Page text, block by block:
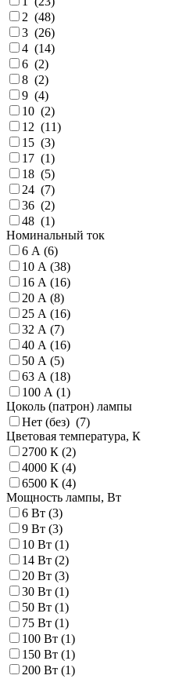
2 (48)
3 (26)
4 (14)
6 (2)
8 (2)
9 (4)
10 (2)
12 (11)
15 (3)
17 (1)
18 (5)
24 (7)
36 (2)
48 (1)
Номинальный ток
6 А (6)
10 А (38)
16 А (16)
20 А (8)
25 А (16)
32 А (7)
40 А (16)
50 А (5)
63 А (18)
100 А (1)
Цоколь (патрон) лампы
Нет (без) (7)
Цветовая температура, К
2700 К (2)
4000 К (4)
6500 К (4)
Мощность лампы, Вт
6 Вт (3)
9 Вт (3)
10 Вт (1)
14 Вт (2)
20 Вт (3)
30 Вт (1)
50 Вт (1)
75 Вт (1)
100 Вт (1)
150 Вт (1)
200 Вт (1)